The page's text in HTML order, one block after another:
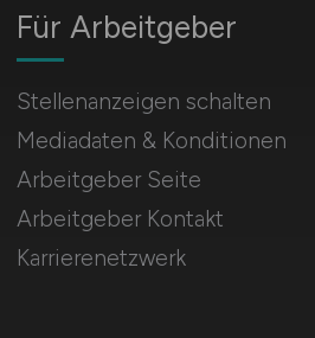
Für Arbeitgeber
Stellenanzeigen schalten
Mediadaten & Konditionen
Arbeitgeber Seite
Arbeitgeber Kontakt
Karrierenetzwerk